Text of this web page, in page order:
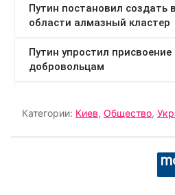
Категории: Киев, Общество,